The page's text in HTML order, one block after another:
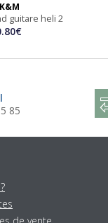
K&M
guitare heli 2
85
de vente